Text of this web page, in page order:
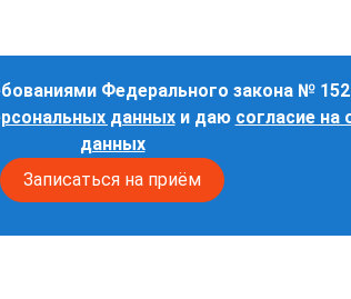
Федерального закона №
данныхи даю согласие на
данных